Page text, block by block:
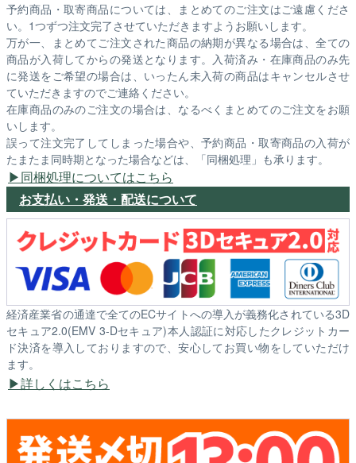
予約商品・取寄商品については、まとめてのご注文はご遠慮くださ
い。1つずつ注文完了させていただきますようお願いします。
万が一、まとめてご注文された商品の納期が異なる場合は、全ての
商品が入荷してからの発送となります。入荷済み・在庫商品のみ先
に発送をご希望の場合は、いったん未入荷の商品はキャンセルさせ
ていただきますのでご連絡ください。
在庫商品のみのご注文の場合は、なるべくまとめてのご注文をお願
いします。
誤って注文完了してしまった場合や、予約商品・取寄商品の入荷が
たまたま同時期となった場合などは、「同梱処理」も承ります。
同梱処理についてはこちら
お支払い・発送・配送について
経済産業省の通達で全てのECサイトへの導入が義務化されている3D
セキュア2.0(EMV 3-Dセキュア)本人認証に対応したクレジットカー
ド決済を導入しておりますので、安心してお買い物をしていただけ
ます。
詳しくはこちら